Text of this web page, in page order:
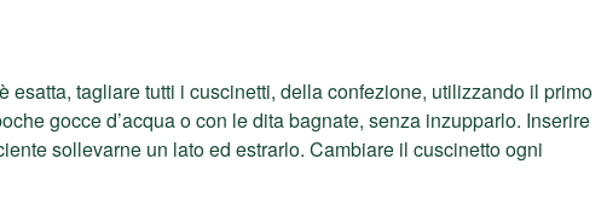
tagliare tutti i cuscinetti, della confezione, utilizzando il primo
gocce d’acqua o con le dita bagnate, senza inzupparlo. Inserire
sollevarne un lato ed estrarlo. Cambiare il cuscinetto ogni